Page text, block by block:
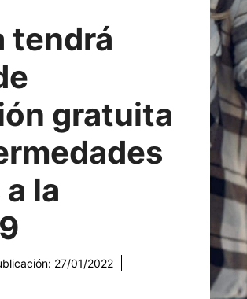
tendrá
gratuita
la
27/01/2022